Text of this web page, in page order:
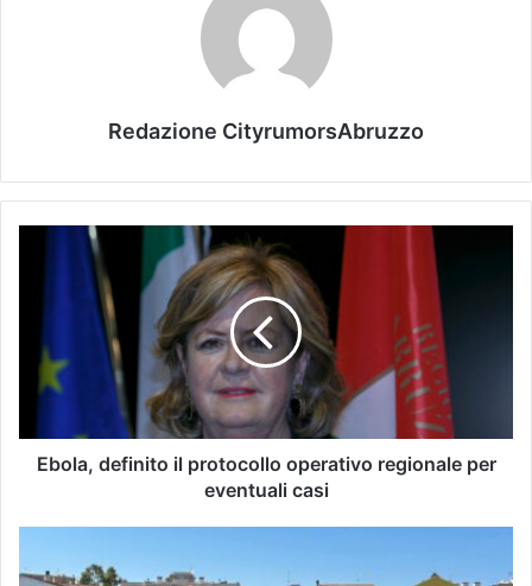
Redazione CityrumorsAbruzzo
Ebola, definito il protocollo operativo regionale per
eventuali casi